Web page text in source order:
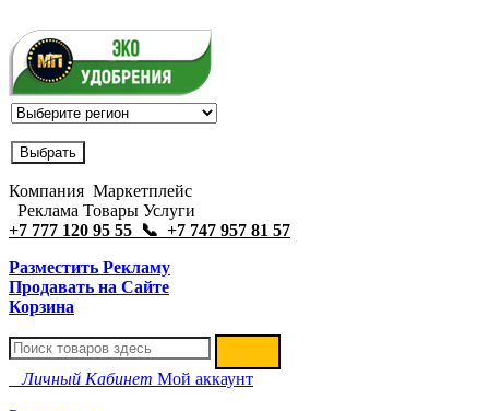
Компания Маркетплейс
Реклама Товары Услуги
+7 777 120 95 55 📞 +7 747 957 81 57
Разместить Рекламу
Продавать на Сайте
Корзина
Личный Кабинет Мой аккаунт